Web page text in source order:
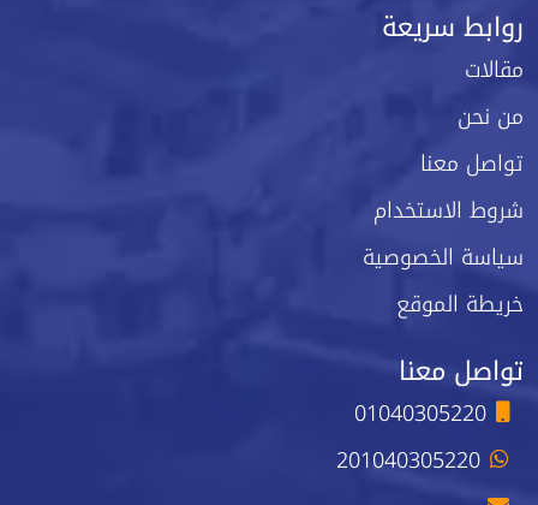
روابط سريعة
مقالات
من نحن
تواصل معنا
شروط الاستخدام
سياسة الخصوصية
خريطة الموقع
تواصل معنا
01040305220
201040305220